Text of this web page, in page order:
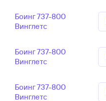
Боинг 737-800
Винглетс
Боинг 737-800
Винглетс
Боинг 737-800
Винглетс